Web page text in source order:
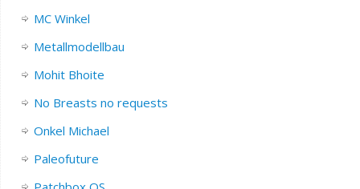
MC Winkel
Metallmodellbau
Mohit Bhoite
No Breasts no requests
Onkel Michael
Paleofuture